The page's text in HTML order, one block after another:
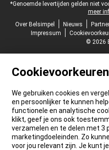
*Genoemde levertijden gelden niet
meer
Over Belsimpel
Nieuws
Impressum
© 2026
Cookievoorkeuren
We gebruiken cookies en
en persoonlijker te kunnen
functionele en analytische
klikt, geef je ons ook
verzamelen en te delen met 3
marketingdoeleinden. Zo
voor jou relevant zijn. Je kunt